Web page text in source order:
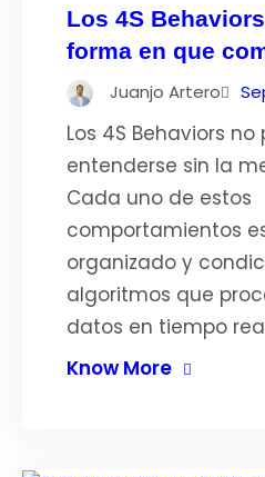
Los 4S
forma en que
Juanjo Artero
Los 4S Behaviors no
entenderse sin la
Cada uno de estos
comportamientos
organizado y
algoritmos que
datos en tiempo
Know More